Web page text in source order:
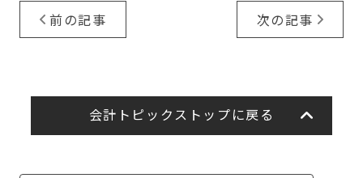
前の記事 次の記事
会計トピックストップに戻る